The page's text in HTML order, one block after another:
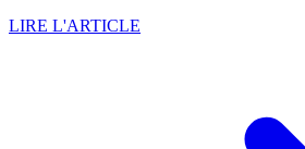
LIRE L'ARTICLE